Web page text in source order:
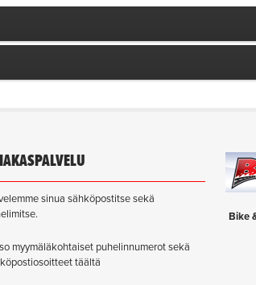
sinua sähköpostitse sekä
myymäläkohtaiset puhelinnumerot sekä
täältä
Bike